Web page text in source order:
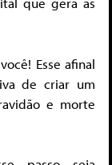
Esse afinal
de criar um
e morte